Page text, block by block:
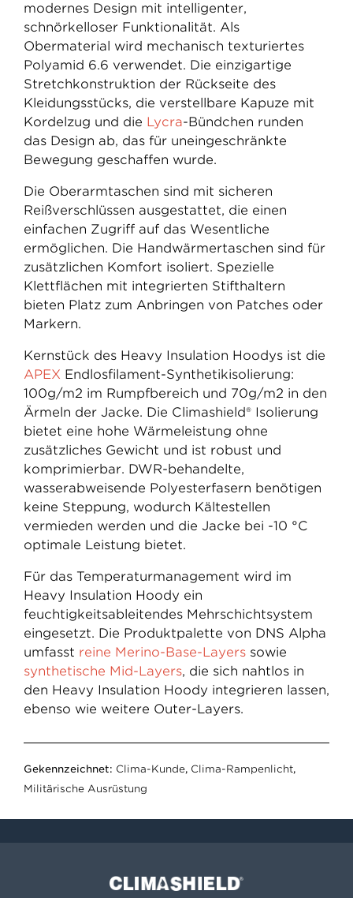
modernes Design mit intelligenter,
schnörkelloser Funktionalität. Als
Obermaterial wird mechanisch texturiertes
Polyamid 6.6 verwendet. Die einzigartige
Stretchkonstruktion der Rückseite des
Kleidungsstücks, die verstellbare Kapuze mit
Kordelzug und die Lycra-Bündchen runden
das Design ab, das für uneingeschränkte
Bewegung geschaffen wurde.
Die Oberarmtaschen sind mit sicheren
Reißverschlüssen ausgestattet, die einen
einfachen Zugriff auf das Wesentliche
ermöglichen. Die Handwärmertaschen sind für
zusätzlichen Komfort isoliert. Spezielle
Klettflächen mit integrierten Stifthaltern
bieten Platz zum Anbringen von Patches oder
Markern.
Kernstück des Heavy Insulation Hoodys ist die
APEX Endlosfilament-Synthetikisolierung:
100g/m2 im Rumpfbereich und 70g/m2 in den
Ärmeln der Jacke. Die Climashield® Isolierung
bietet eine hohe Wärmeleistung ohne
zusätzliches Gewicht und ist robust und
komprimierbar. DWR-behandelte,
wasserabweisende Polyesterfasern benötigen
keine Steppung, wodurch Kältestellen
vermieden werden und die Jacke bei -10 °C
optimale Leistung bietet.
Für das Temperaturmanagement wird im
Heavy Insulation Hoody ein
feuchtigkeitsableitendes Mehrschichtsystem
eingesetzt. Die Produktpalette von DNS Alpha
umfasst reine Merino-Base-Layers sowie
synthetische Mid-Layers, die sich nahtlos in
den Heavy Insulation Hoody integrieren lassen,
ebenso wie weitere Outer-Layers.
Gekennzeichnet: Clima-Kunde, Clima-Rampenlicht,
Militärische Ausrüstung
Climashield®